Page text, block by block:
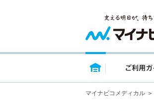
トップページ
マイナビコメディカル